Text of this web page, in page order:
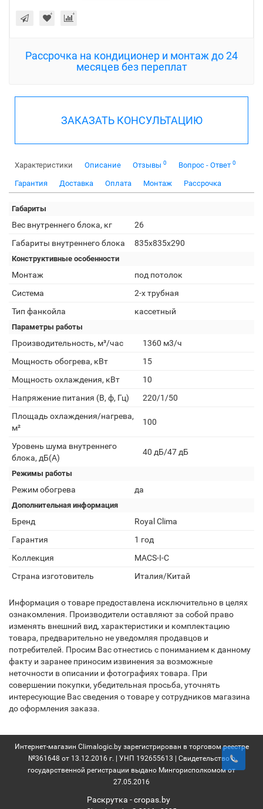
Рассрочка на кондиционер и монтаж до 24
месяцев без переплат
ЗАКАЗАТЬ КОНСУЛЬТАЦИЮ
Характеристики Описание Отзывы 0 Вопрос - Ответ 0
Гарантия Доставка Оплата Монтаж Рассрочка
Габариты
Вес внутреннего блока, кг
26
Габариты внутреннего блока
835x835x290
Конструктивные особенности
Монтаж
под потолок
Система
2-х трубная
Тип фанкойла
кассетный
Параметры работы
Производительность, м³/час
1360 м3/ч
Мощность обогрева, кВт
15
Мощность охлаждения, кВт
10
Напряжение питания (В, ф, Гц)
220/1/50
Площадь охлаждения/нагрева,
м²
100
Уровень шума внутреннего
блока, дБ(А)
40 дБ/47 дБ
Режимы работы
Режим обогрева да
Дополнительная информация
Бренд
Royal Clima
Гарантия
1 год
Коллекция
MACS-I-C
Страна изготовитель
Италия/Китай
Информация о товаре предоставлена исключительно в целях
ознакомления. Производители оставляют за собой право
изменять внешний вид, характеристики и комплектацию
товара, предварительно не уведомляя продавцов и
потребителей. Просим Вас отнестись с пониманием к данному
факту и заранее приносим извинения за возможные
неточности в описании и фотографиях товара. При
совершении покупки, убедительная просьба, уточнять
интересующие Вас сведения о товаре у сотрудников магазина
до оформления заказа.
Интернет-магазин Climalogic.by зарегистрирован в торговом реестре
№361648 от 13.12.2016 г. | УНП 192655613 | Свидетельство о
государственной регистрации выдано Мингорисполкомом от
27.05.2016
Раскрутка -cropas.by